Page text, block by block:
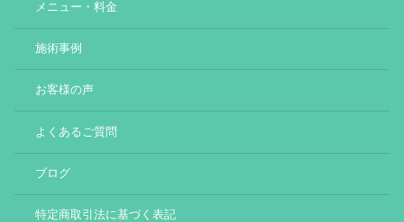
メニュー・料金
施術事例
お客様の声
よくあるご質問
ブログ
特定商取引法に基づく表記